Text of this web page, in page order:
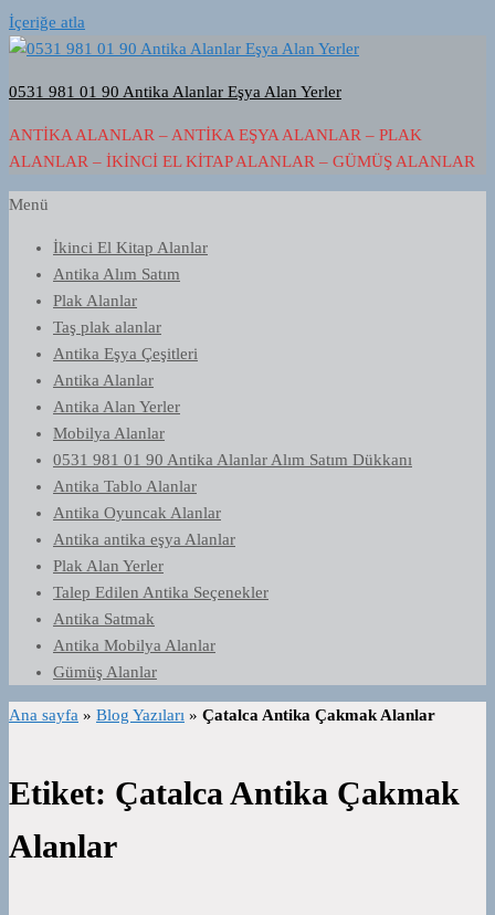
İçeriğe atla
0531 981 01 90 Antika Alanlar Eşya Alan Yerler
ANTIKA ALANLAR – ANTIKA EŞYA ALANLAR – PLAK
ALANLAR – İKINCI EL KITAP ALANLAR – GÜMÜŞ ALANLAR
Menü
İkinci El Kitap Alanlar
Antika Alım Satım
Plak Alanlar
Taş plak alanlar
Antika Eşya Çeşitleri
Antika Alanlar
Antika Alan Yerler
Mobilya Alanlar
0531 981 01 90 Antika Alanlar Alım Satım Dükkanı
Antika Tablo Alanlar
Antika Oyuncak Alanlar
Antika antika eşya Alanlar
Plak Alan Yerler
Talep Edilen Antika Seçenekler
Antika Satmak
Antika Mobilya Alanlar
Gümüş Alanlar
Ana sayfa » Blog Yazıları » Çatalca Antika Çakmak Alanlar
Etiket: Çatalca Antika Çakmak
Alanlar